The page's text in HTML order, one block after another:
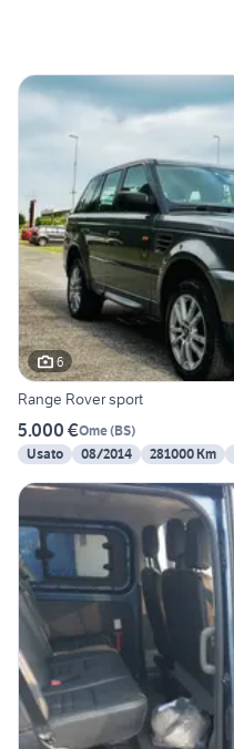
6
Range Rover sport
5.000 €Ome(BS)
Usato
08/2014 281000 Km